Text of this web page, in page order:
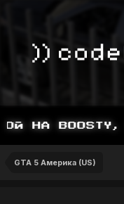
BOOSTY,
GTA 5 Америка (US)